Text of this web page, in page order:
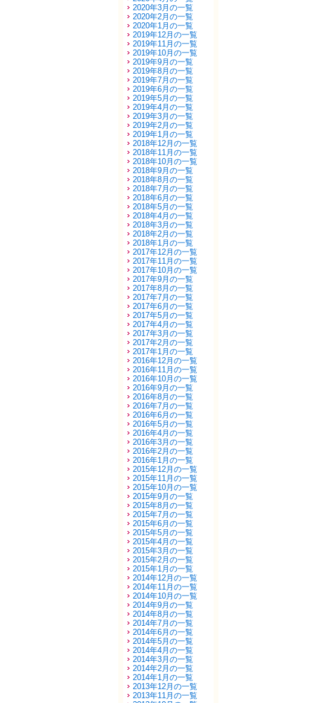
2020年3月の一覧
2020年2月の一覧
2020年1月の一覧
2019年12月の一覧
2019年11月の一覧
2019年10月の一覧
2019年9月の一覧
2019年8月の一覧
2019年7月の一覧
2019年6月の一覧
2019年5月の一覧
2019年4月の一覧
2019年3月の一覧
2019年2月の一覧
2019年1月の一覧
2018年12月の一覧
2018年11月の一覧
2018年10月の一覧
2018年9月の一覧
2018年8月の一覧
2018年7月の一覧
2018年6月の一覧
2018年5月の一覧
2018年4月の一覧
2018年3月の一覧
2018年2月の一覧
2018年1月の一覧
2017年12月の一覧
2017年11月の一覧
2017年10月の一覧
2017年9月の一覧
2017年8月の一覧
2017年7月の一覧
2017年6月の一覧
2017年5月の一覧
2017年4月の一覧
2017年3月の一覧
2017年2月の一覧
2017年1月の一覧
2016年12月の一覧
2016年11月の一覧
2016年10月の一覧
2016年9月の一覧
2016年8月の一覧
2016年7月の一覧
2016年6月の一覧
2016年5月の一覧
2016年4月の一覧
2016年3月の一覧
2016年2月の一覧
2016年1月の一覧
2015年12月の一覧
2015年11月の一覧
2015年10月の一覧
2015年9月の一覧
2015年8月の一覧
2015年7月の一覧
2015年6月の一覧
2015年5月の一覧
2015年4月の一覧
2015年3月の一覧
2015年2月の一覧
2015年1月の一覧
2014年12月の一覧
2014年11月の一覧
2014年10月の一覧
2014年9月の一覧
2014年8月の一覧
2014年7月の一覧
2014年6月の一覧
2014年5月の一覧
2014年4月の一覧
2014年3月の一覧
2014年2月の一覧
2014年1月の一覧
2013年12月の一覧
2013年11月の一覧